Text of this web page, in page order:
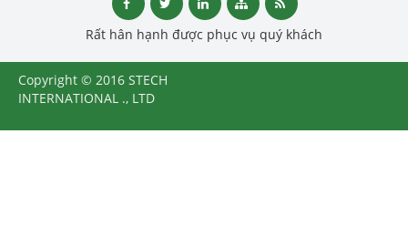
Rất hân hạnh được phục vụ quý khách
Copyright © 2016 STECH
INTERNATIONAL ., LTD